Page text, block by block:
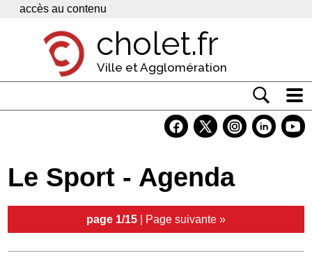
Panneau de gestion des cookies
accès au contenu
cholet.fr
Ville et Agglomération
Economie
Services
Le Sport - Agenda
page 1/15 | Page suivante »